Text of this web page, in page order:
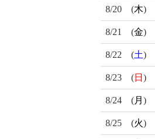
8/20 (木)
8/21 (金)
8/22 (土)
8/23 (日 )
8/24 (月 )
8/25 (火)